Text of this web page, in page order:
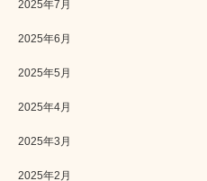
2025年7月
2025年6月
2025年5月
2025年4月
2025年3月
2025年2月